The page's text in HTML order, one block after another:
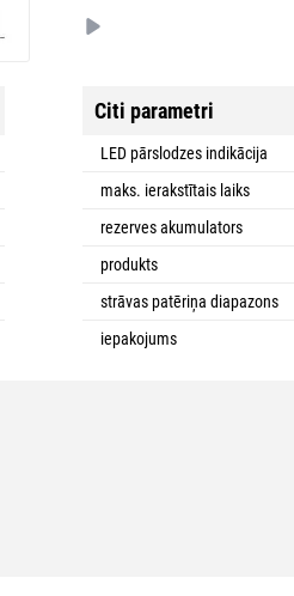
Citi parametri
LED pārslodzes indikācija
maks. ierakstītais laiks
rezerves akumulators
produkts
strāvas patēriņa diapazons
iepakojums